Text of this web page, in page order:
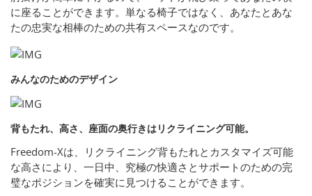
に座ることができます。単なる椅子ではなく、あなたとあな
たの忠実な相棒のための共有スペースなのです。
みんなのためのデザイン
背もたれ、高さ、座面の奥行きはリクライニング可能。
Freedom-Xは、リクライニング背もたれとカスタマイズ可能
な高さにより、一日中、究極の快適さとサポートのための完
璧なポジションを確実に見つけることができます。